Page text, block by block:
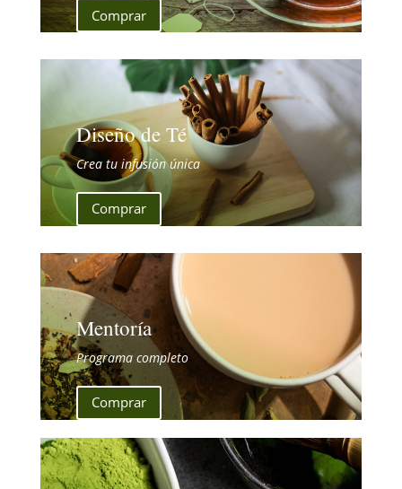
Comprar
Diseño de Té
Crea tu infusión única
Comprar
Mentoría
Programa completo
Comprar